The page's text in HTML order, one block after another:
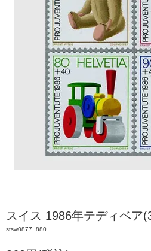
スイス 1986年テディベア
stsw0877_880